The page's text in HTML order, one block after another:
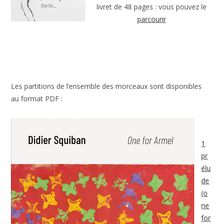
livret de 48 pages : vous pouvez le
parcourir
Les partitions de l’ensemble des morceaux sont disponibles
au format PDF :
1
pr
élu
de
(o
ne
for